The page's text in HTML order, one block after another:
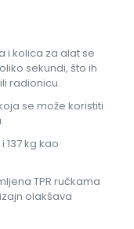
i kolica za alat se
sekundi, što ih
radionicu.
se može koristiti
137 kg kao
TPR ručkama
olakšava